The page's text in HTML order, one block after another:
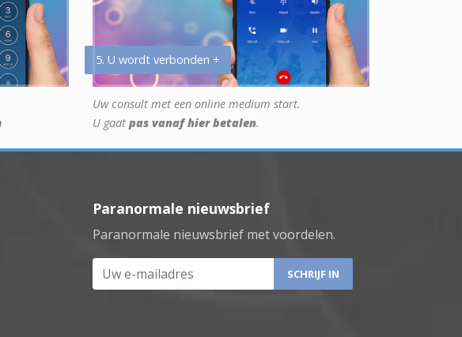
5. U wordt verbonden +
Uw consult met een online medium start.
U gaat pas vanaf hier betalen.
Paranormale nieuwsbrief
Paranormale nieuwsbrief met voordelen.
Uw e-mailadres